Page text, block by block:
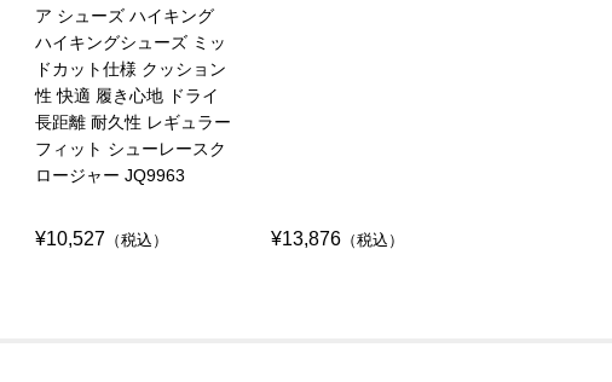
ア シューズ ハイキング
ハイキングシューズ ミッ
ドカット仕様 クッション
性 快適 履き心地 ドライ
長距離 耐久性 レギュラー
フィット シューレースク
ロージャー JQ9963
¥10,527 （税込） ¥13,876 （税込）